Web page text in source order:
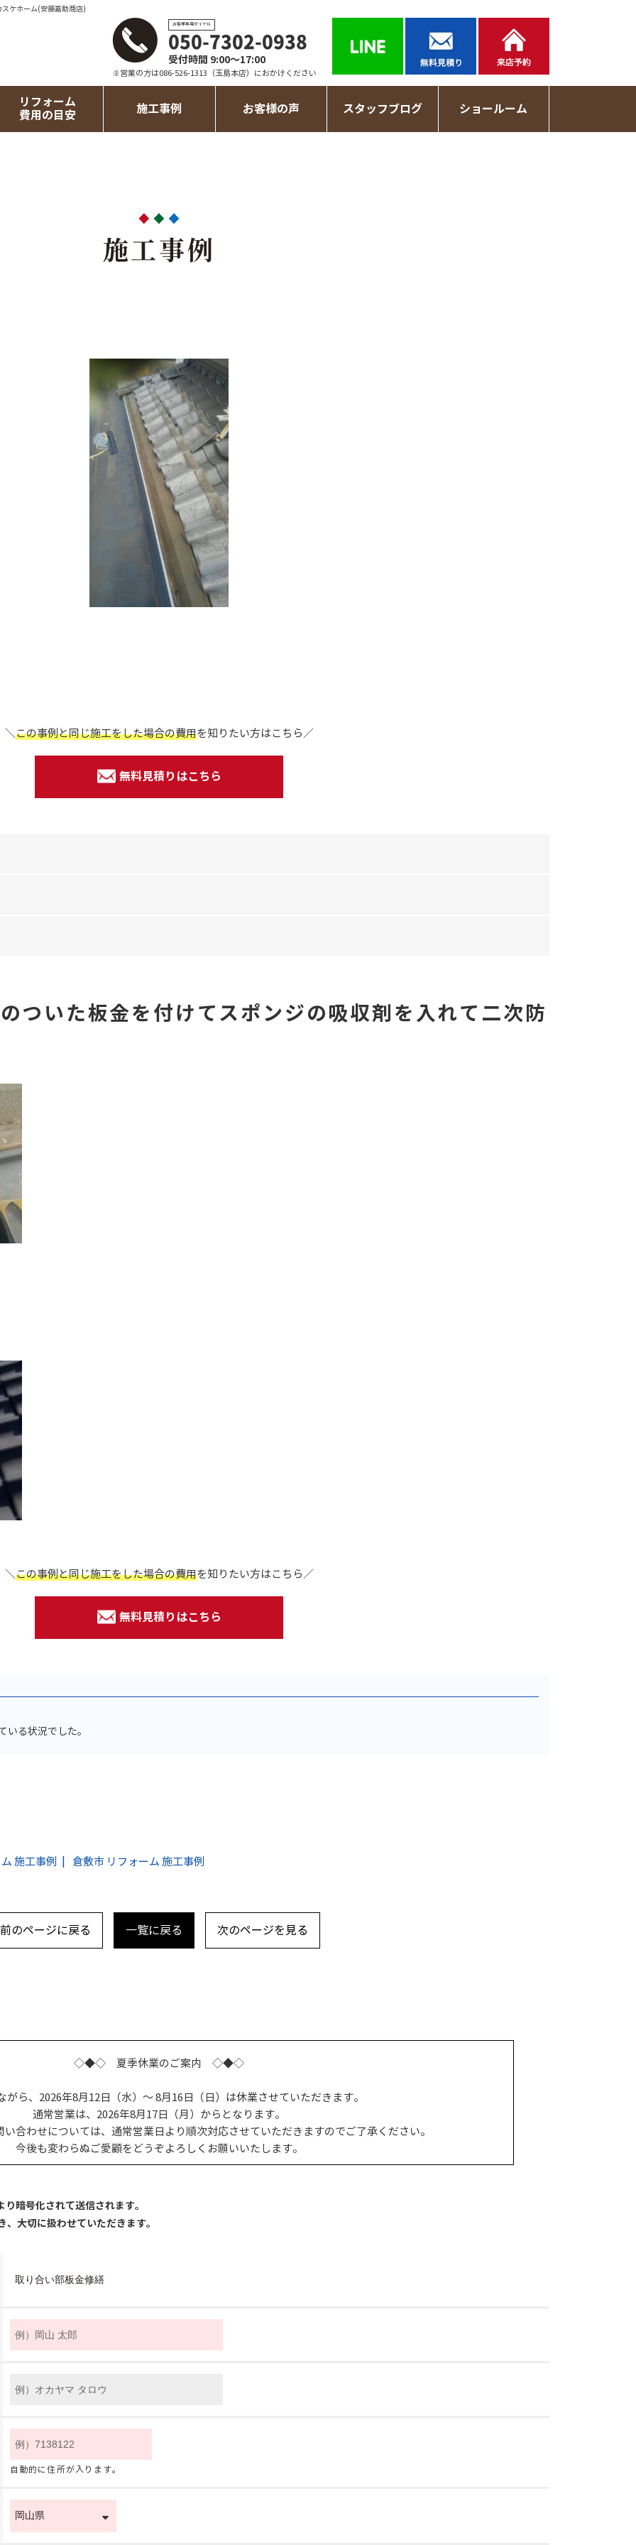
スケホーム(安藤嘉助商店)
お客様専用ダイヤル
050-7302-0938
受付時間 9:00～17:00
※営業の方は086-526-1313（玉島本店）におかけください
リフォーム
費用の目安
施工事例 お客様の声 スタッフブログ ショールーム
施工事例
＼この事例と同じ施工をした場合の費用を知りたい方はこちら／
無料見積りはこちら
ついた板金を付けてスポンジの吸収剤を入れて二次防
＼この事例と同じ施工をした場合の費用を知りたい方はこちら／
無料見積りはこちら
る状況でした。
施工事例 倉敷市 リフォーム 施工事例
前のページに戻る 一覧に戻る 次のページを見る
◇◆◇ 夏季休業のご案内 ◇◆◇
がら、2026年8月12日（水）～ 8月16日（日）は休業させていただきます。
通常営業は、2026年8月17日（月）からとなります。
合わせについては、通常営業日より順次対応させていただきますのでご了承ください。
今後も変わらぬご愛顧をどうぞよろしくお願いいたします。
暗号化されて送信されます。
大切に扱わせていただきます。
自動的に住所が入ります。